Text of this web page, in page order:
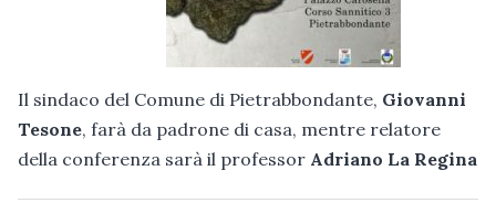
Il sindaco del Comune di Pietrabbondante, Giovanni
Tesone, farà da padrone di casa, mentre relatore
della conferenza sarà il professor Adriano La Regina